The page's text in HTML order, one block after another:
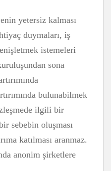
yetersiz kalması
duymaları, iş
istemeleri
sona
bulunabilmek
ilgili bir
sebebin oluşması
katılması aranmaz.
anonim şirketlere